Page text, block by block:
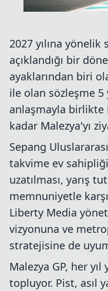
2027 yılına
açıklandığı bir
ayaklarından biri
ile olan sözleşme 5
anlaşmayla birlikte
kadar Malezya'yı
Sepang
takvime ev
uzatılması, yarış
memnuniyetle
Liberty Media
vizyonuna ve
stratejisine de
Malezya GP, her
topluyor. Pist, asıl